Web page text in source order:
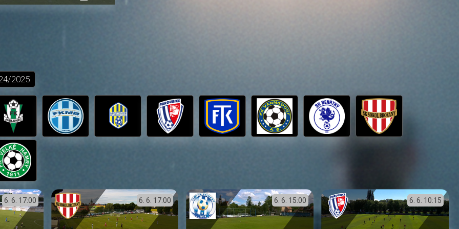
přehráváníin-
obrazovka
2025
6. 6. 17:00 6. 6. 17:00 6. 6. 15:00 6. 6. 10:15